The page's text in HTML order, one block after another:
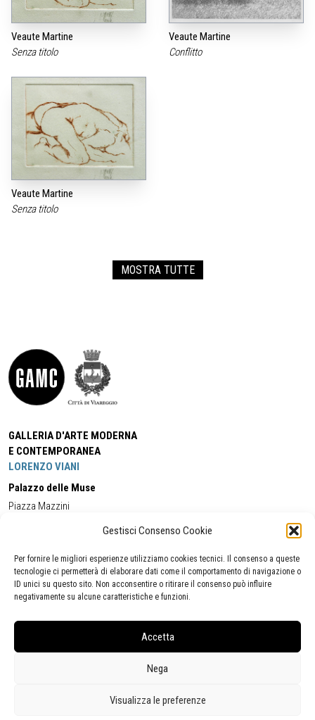
Gestisci Consenso Cookie
Per fornire le migliori esperienze utilizziamo cookies tecnici. Il consenso a queste
tecnologie ci permetterà di elaborare dati come il comportamento di navigazione o
ID unici su questo sito. Non acconsentire o ritirare il consenso può influire
negativamente su alcune caratteristiche e funzioni.
Accetta
Nega
Visualizza le preferenze
Veaute Martine
Senza titolo
Veaute Martine
Conflitto
Veaute Martine
Senza titolo
MOSTRA TUTTE
GALLERIA D'ARTE MODERNA
E CONTEMPORANEA
LORENZO VIANI
Palazzo delle Muse
Piazza Mazzini
Cell:+39 338 5714978 (orario apertura Galleria)
Tel:
+39 0584 944580
(orario 09.00/13.00)
Email:gamc@comune.viareggio.lu.it
Segnalazione di inaccessibilità